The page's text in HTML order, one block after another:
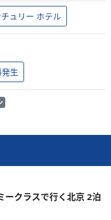
ュリー ホテル
生
クラスで行く北京 2泊